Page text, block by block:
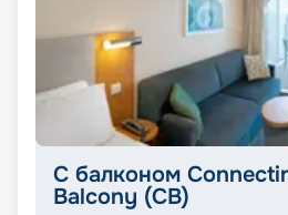
С балконом
Balcony (CB)